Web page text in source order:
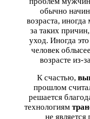
обычно
возраста,
за таких
уход. Иногда
человек
возрасте из-
К счастью,
прошлом
решается
технологиям
не